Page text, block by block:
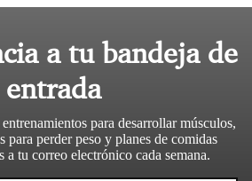
a tu bandeja de
entrada
para desarrollar músculos,
para perder peso y planes de comidas
a tu correo electrónico cada semana.